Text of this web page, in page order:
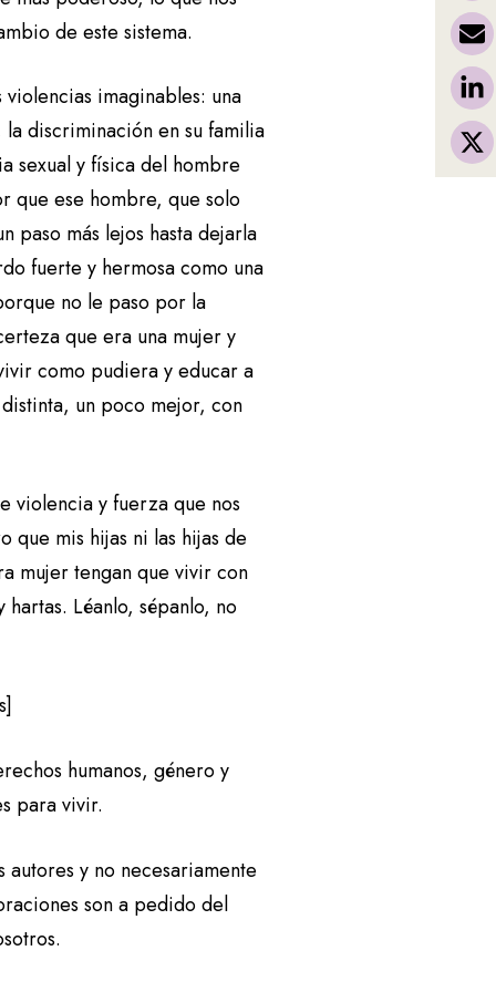
de este sistema.
imaginables: una
discriminación en su familia
sexual y física del hombre
que ese hombre, que solo
paso más lejos hasta dejarla
fuerte y hermosa como una
no le paso por la
que era una mujer y
como pudiera y educar a
un poco mejor, con
violencia y fuerza que nos
que mis hijas ni las hijas de
mujer tengan que vivir con
Léanlo, sépanlo, no
humanos, género y
para vivir.
y no necesariamente
son a pedido del